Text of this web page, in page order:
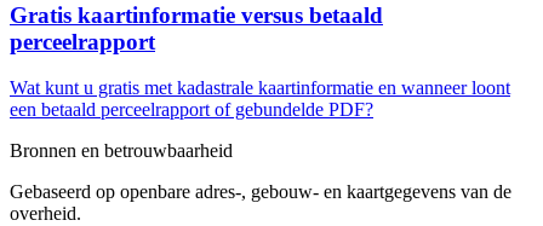
Gratis kaartinformatie versus betaald
perceelrapport
Wat kunt u gratis met kadastrale kaartinformatie en wanneer loont
een betaald perceelrapport of gebundelde PDF?
Bronnen en betrouwbaarheid
Gebaseerd op openbare adres-, gebouw- en kaartgegevens van de
overheid.